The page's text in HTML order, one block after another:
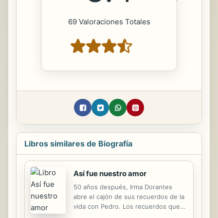
69 Valoraciones Totales
Libros similares de Biografía
Así fue nuestro amor
50 años después, Irma Dorantes
abre el cajón de sus recuerdos de la
vida con Pedro. Los recuerdos que